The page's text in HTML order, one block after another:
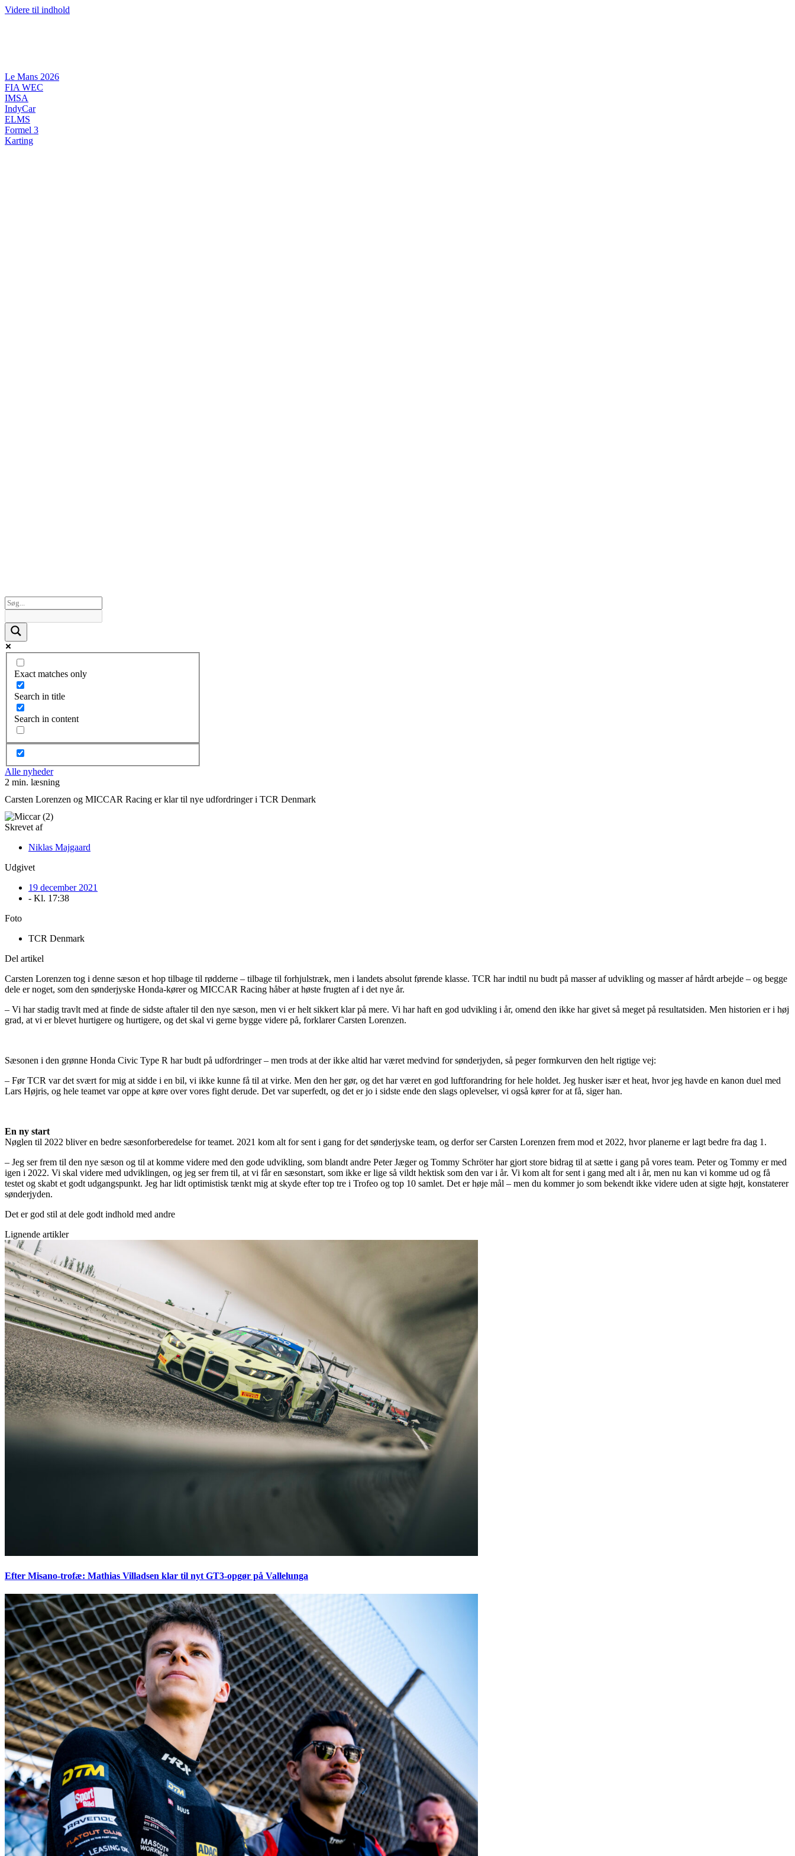
Videre til indhold
Le Mans 2026
FIA WEC
IMSA
IndyCar
ELMS
Formel 3
Karting
Exact matches only
Search in title
Search in content
Alle nyheder
2 min. læsning
Carsten Lorenzen og MICCAR Racing er klar til nye udfordringer i TCR Denmark
Skrevet af
Niklas Majgaard
Udgivet
19 december 2021
- Kl. 17:38
Foto
TCR Denmark
Del artikel
Carsten Lorenzen tog i denne sæson et hop tilbage til rødderne – tilbage til forhjulstræk, men i landets absolut førende klasse. TCR har indtil nu budt på masser af udvikling og masser af hårdt arbejde – og begge
dele er noget, som den sønderjyske Honda-kører og MICCAR Racing håber at høste frugten af i det nye år.
– Vi har stadig travlt med at finde de sidste aftaler til den nye sæson, men vi er helt sikkert klar på mere. Vi har haft en god udvikling i år, omend den ikke har givet så meget på resultatsiden. Men historien er i høj
grad, at vi er blevet hurtigere og hurtigere, og det skal vi gerne bygge videre på, forklarer Carsten Lorenzen.
Sæsonen i den grønne Honda Civic Type R har budt på udfordringer – men trods at der ikke altid har været medvind for sønderjyden, så peger formkurven den helt rigtige vej:
– Før TCR var det svært for mig at sidde i en bil, vi ikke kunne få til at virke. Men den her gør, og det har været en god luftforandring for hele holdet. Jeg husker især et heat, hvor jeg havde en kanon duel med
Lars Højris, og hele teamet var oppe at køre over vores fight derude. Det var superfedt, og det er jo i sidste ende den slags oplevelser, vi også kører for at få, siger han.
En ny start
Nøglen til 2022 bliver en bedre sæsonforberedelse for teamet. 2021 kom alt for sent i gang for det sønderjyske team, og derfor ser Carsten Lorenzen frem mod et 2022, hvor planerne er lagt bedre fra dag 1.
– Jeg ser frem til den nye sæson og til at komme videre med den gode udvikling, som blandt andre Peter Jæger og Tommy Schröter har gjort store bidrag til at sætte i gang på vores team. Peter og Tommy er med
igen i 2022. Vi skal videre med udviklingen, og jeg ser frem til, at vi får en sæsonstart, som ikke er lige så vildt hektisk som den var i år. Vi kom alt for sent i gang med alt i år, men nu kan vi komme ud og få
testet og skabt et godt udgangspunkt. Jeg har lidt optimistisk tænkt mig at skyde efter top tre i Trofeo og top 10 samlet. Det er høje mål – men du kommer jo som bekendt ikke videre uden at sigte højt, konstaterer
sønderjyden.
Det er god stil at dele godt indhold med andre
Lignende artikler
Efter Misano-trofæ: Mathias Villadsen klar til nyt GT3-opgør på Vallelunga